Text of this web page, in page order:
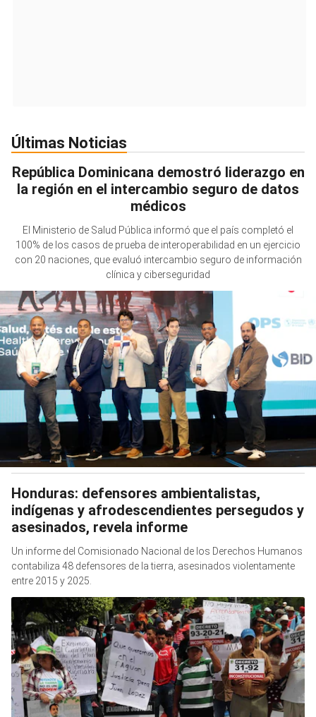
Últimas Noticias
República Dominicana demostró liderazgo en
la región en el intercambio seguro de datos
médicos
El Ministerio de Salud Pública informó que el país completó el
100% de los casos de prueba de interoperabilidad en un ejercicio
con 20 naciones, que evaluó intercambio seguro de información
clínica y ciberseguridad
Honduras: defensores ambientalistas,
indígenas y afrodescendientes persegudos y
asesinados, revela informe
Un informe del Comisionado Nacional de los Derechos Humanos
contabiliza 48 defensores de la tierra, asesinados violentamente
entre 2015 y 2025.